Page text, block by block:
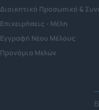
Διοικητικό Προσωπικό &
Επιχειρήσεις - Μέλη
Εγγραφή Νέου Μέλους
Προνόμια Μελών